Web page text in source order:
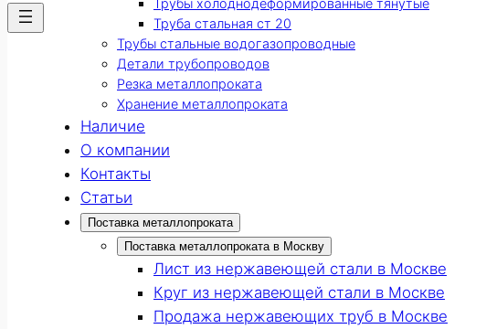
Труба стальная ст 20
Трубы стальные водогазопроводные
Детали трубопроводов
Резка металлопроката
Хранение металлопроката
Наличие
О компании
Контакты
Статьи
Поставка металлопроката
Поставка металлопроката в Москву
Лист из нержавеющей стали в Москве
Круг из нержавеющей стали в Москве
Продажа нержавеющих труб в Москве